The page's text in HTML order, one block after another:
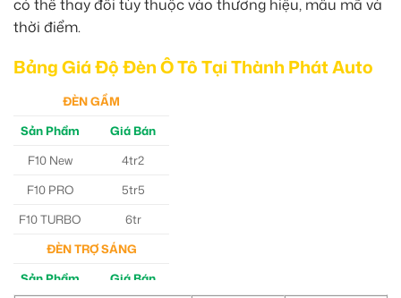
có thể thay đổi tùy thuộc vào thương hiệu, mẫu mã và
thời điểm.
Bảng Giá Độ Đèn Ô Tô Tại Thành Phát Auto
ĐÈN GẦM
Sản Phẩm
Giá Bán
F10 New
4tr2
F10 PRO
5tr5
F10 TURBO
6tr
ĐÈN TRỢ SÁNG
Sản Phẩm
Giá Bán